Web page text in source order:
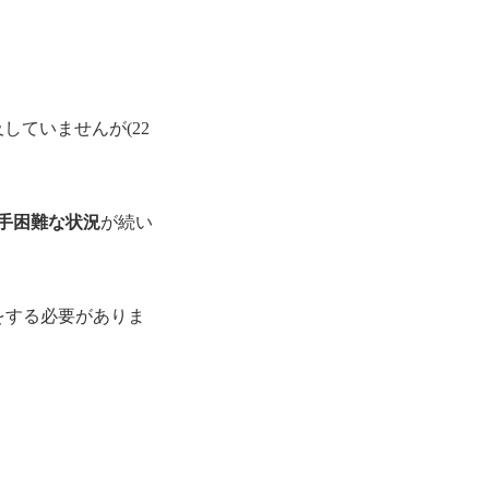
していませんが(22
困難な状況が続い
る必要がありま